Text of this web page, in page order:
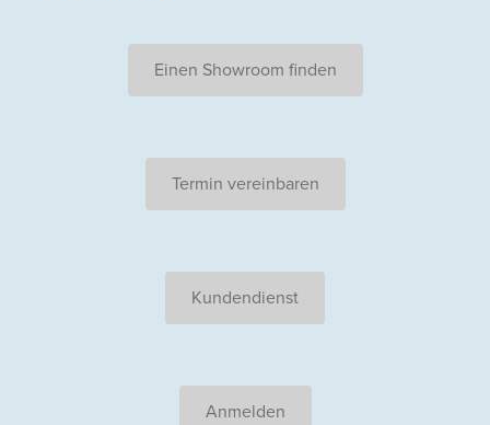
Einen Showroom finden
Termin vereinbaren
Kundendienst
Anmelden